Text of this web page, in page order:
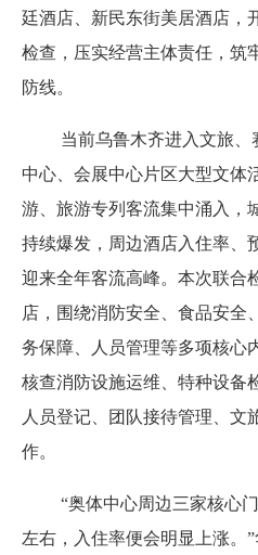
廷酒店、新民东街美居酒店，
检查，压实经营主体责任，筑
防线。
当前乌鲁木齐进入文旅
中心、会展中心片区大型文体
游、旅游专列客流集中涌入，
持续爆发，周边酒店入住率、
迎来全年客流高峰。本次联合
店，围绕消防安全、食品安全
务保障、人员管理等多项核心
核查消防设施运维、特种设备
人员登记、团队接待管理、文
作。
“奥体中心周边三家核心
左右，入住率便会明显上涨。